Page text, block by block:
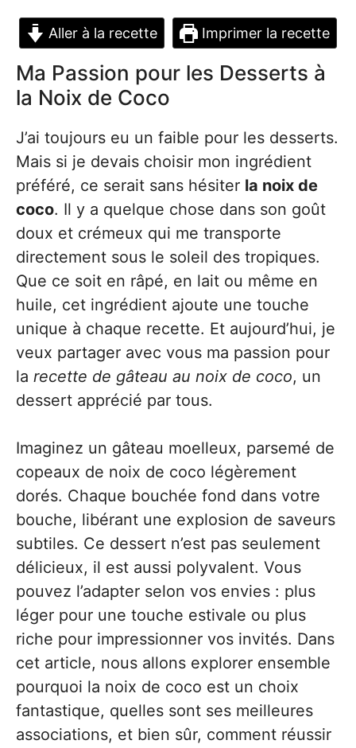
Aller à la recette Imprimer la recette
Ma Passion pour les Desserts à
la Noix de Coco
J’ai toujours eu un faible pour les desserts.
Mais si je devais choisir mon ingrédient
préféré, ce serait sans hésiter la noix de
coco. Il y a quelque chose dans son goût
doux et crémeux qui me transporte
directement sous le soleil des tropiques.
Que ce soit en râpé, en lait ou même en
huile, cet ingrédient ajoute une touche
unique à chaque recette. Et aujourd’hui, je
veux partager avec vous ma passion pour
la recette de gâteau au noix de coco, un
dessert apprécié par tous.
Imaginez un gâteau moelleux, parsemé de
copeaux de noix de coco légèrement
dorés. Chaque bouchée fond dans votre
bouche, libérant une explosion de saveurs
subtiles. Ce dessert n’est pas seulement
délicieux, il est aussi polyvalent. Vous
pouvez l’adapter selon vos envies : plus
léger pour une touche estivale ou plus
riche pour impressionner vos invités. Dans
cet article, nous allons explorer ensemble
pourquoi la noix de coco est un choix
fantastique, quelles sont ses meilleures
associations, et bien sûr, comment réussir